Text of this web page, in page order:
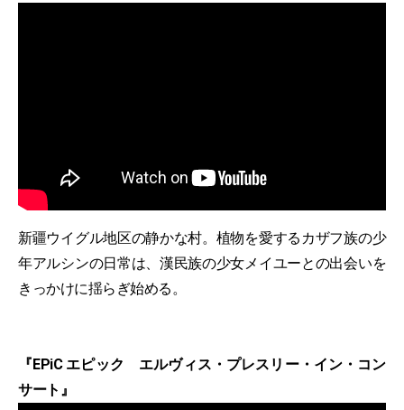
新疆ウイグル地区の静かな村。植物を愛するカザフ族の少
年アルシンの日常は、漢民族の少女メイユーとの出会いを
きっかけに揺らぎ始める。
『EPiC エピック エルヴィス・プレスリー・イン・コン
サート』